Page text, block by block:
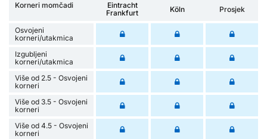
Korneri momčadi
Eintracht
Frankfurt
Köln Prosjek
Osvojeni
korneri/utakmica
Izgubljeni
korneri/utakmica
Više od 2.5 - Osvojeni
korneri
Više od 3.5 - Osvojeni
korneri
Više od 4.5 - Osvojeni
korneri